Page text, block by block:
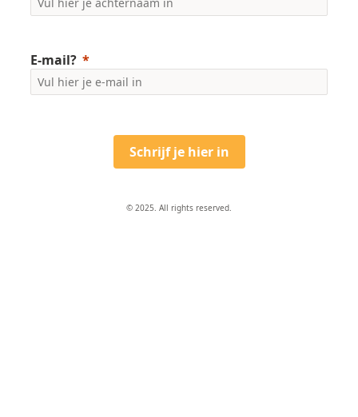
E-mail?
Schrijf je hier in
© 2025. All rights reserved.